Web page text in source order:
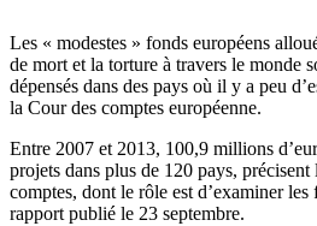
Les « modestes » fonds européens
de mort et la torture à travers le monde
dépensés dans des pays où il y a peu
la Cour des comptes européenne.
Entre 2007 et 2013, 100,9 millions
projets dans plus de 120 pays, précisent
comptes, dont le rôle est d’examiner
rapport publié le 23 septembre.